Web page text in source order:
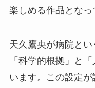
楽しめる作品となっ
天久鷹央が病院とい
「科学的根拠」と
います。この設定